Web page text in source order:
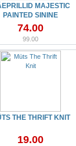
MAJESTIC
PAINTED SININE
74.00
99.00
THE THRIFT KNIT
19.00